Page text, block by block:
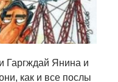
Гаргждай Янина и
как и все послы